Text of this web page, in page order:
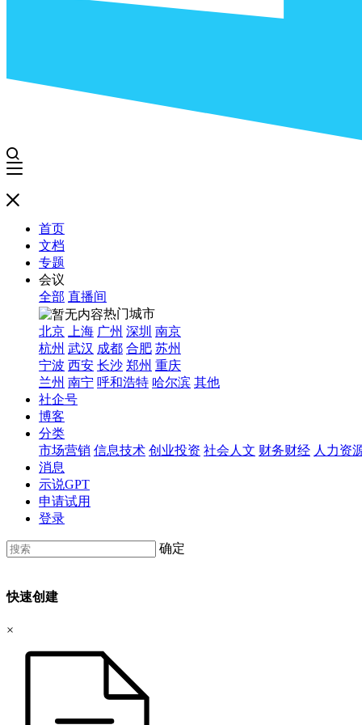
首页
文档
专题
会议
全部 直播间
热门城市
北京
上海 广州 深圳 南京
杭州 武汉 成都 合肥 苏州
宁波 西安 长沙 郑州 重庆
兰州 南宁 呼和浩特 哈尔滨 其他
社企号
博客
分类
市场营销 信息技术 创业投资 社会人文 财务财经 人力资
消息
示说GPT
申请试用
登录
确定
快速创建
×